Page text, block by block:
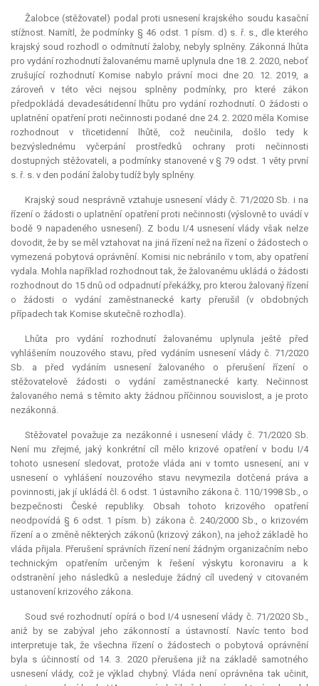
Žalobce (stěžovatel) podal proti usnesení krajského soudu kasační
stížnost. Namítl, že podmínky § 46 odst. 1 písm. d) s. ř. s., dle kterého
krajský soud rozhodl o odmítnutí žaloby, nebyly splněny. Zákonná lhůta
pro vydání rozhodnutí žalovanému marně uplynula dne 18. 2. 2020, neboť
zrušující rozhodnutí Komise nabylo právní moci dne 20. 12. 2019, a
zároveň v této věci nejsou splněny podmínky, pro které zákon
předpokládá devadesátidenní lhůtu pro vydání rozhodnutí. O žádosti o
uplatnění opatření proti nečinnosti podané dne 24. 2. 2020 měla Komise
rozhodnout v třicetidenní lhůtě, což neučinila, došlo tedy k
bezvýslednému vyčerpání prostředků ochrany proti nečinnosti
dostupných stěžovateli, a podmínky stanovené v § 79 odst. 1 věty první
s. ř. s. v den podání žaloby tudíž byly splněny.
Krajský soud nesprávně vztahuje usnesení vlády č. 71/2020 Sb. i na
řízení o žádosti o uplatnění opatření proti nečinnosti (výslovně to uvádí v
bodě 9 napadeného usnesení). Z bodu I/4 usnesení vlády však nelze
dovodit, že by se měl vztahovat na jiná řízení než na řízení o žádostech o
vymezená pobytová oprávnění. Komisi nic nebránilo v tom, aby opatření
vydala. Mohla například rozhodnout tak, že žalovanému ukládá o žádosti
rozhodnout do 15 dnů od odpadnutí překážky, pro kterou žalovaný řízení
o žádosti o vydání zaměstnanecké karty přerušil (v obdobných
případech tak Komise skutečně rozhodla).
Lhůta pro vydání rozhodnutí žalovanému uplynula ještě před
vyhlášením nouzového stavu, před vydáním usnesení vlády č. 71/2020
Sb. a před vydáním usnesení žalovaného o přerušení řízení o
stěžovatelově žádosti o vydání zaměstnanecké karty. Nečinnost
žalovaného nemá s těmito akty žádnou příčinnou souvislost, a je proto
nezákonná.
Stěžovatel považuje za nezákonné i usnesení vlády č. 71/2020 Sb.
Není mu zřejmé, jaký konkrétní cíl mělo krizové opatření v bodu I/4
tohoto usnesení sledovat, protože vláda ani v tomto usnesení, ani v
usnesení o vyhlášení nouzového stavu nevymezila dotčená práva a
povinnosti, jak jí ukládá čl. 6 odst. 1 ústavního zákona č. 110/1998 Sb., o
bezpečnosti České republiky. Obsah tohoto krizového opatření
neodpovídá § 6 odst. 1 písm. b) zákona č. 240/2000 Sb., o krizovém
řízení a o změně některých zákonů (krizový zákon), na jehož základě ho
vláda přijala. Přerušení správních řízení není žádným organizačním nebo
technickým opatřením určeným k řešení výskytu koronaviru a k
odstranění jeho následků a nesleduje žádný cíl uvedený v citovaném
ustanovení krizového zákona.
Soud své rozhodnutí opírá o bod I/4 usnesení vlády č. 71/2020 Sb.,
aniž by se zabýval jeho zákonností a ústavností. Navíc tento bod
interpretuje tak, že všechna řízení o žádostech o pobytová oprávnění
byla s účinností od 14. 3. 2020 přerušena již na základě samotného
usnesení vlády, což je výklad chybný. Vláda není oprávněna tak učinit,